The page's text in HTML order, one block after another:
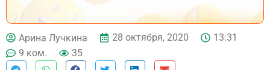
ДЕЙСТВУЙ
Арина Лучкина 28 октября, 2020
13:31
9 ком.
35